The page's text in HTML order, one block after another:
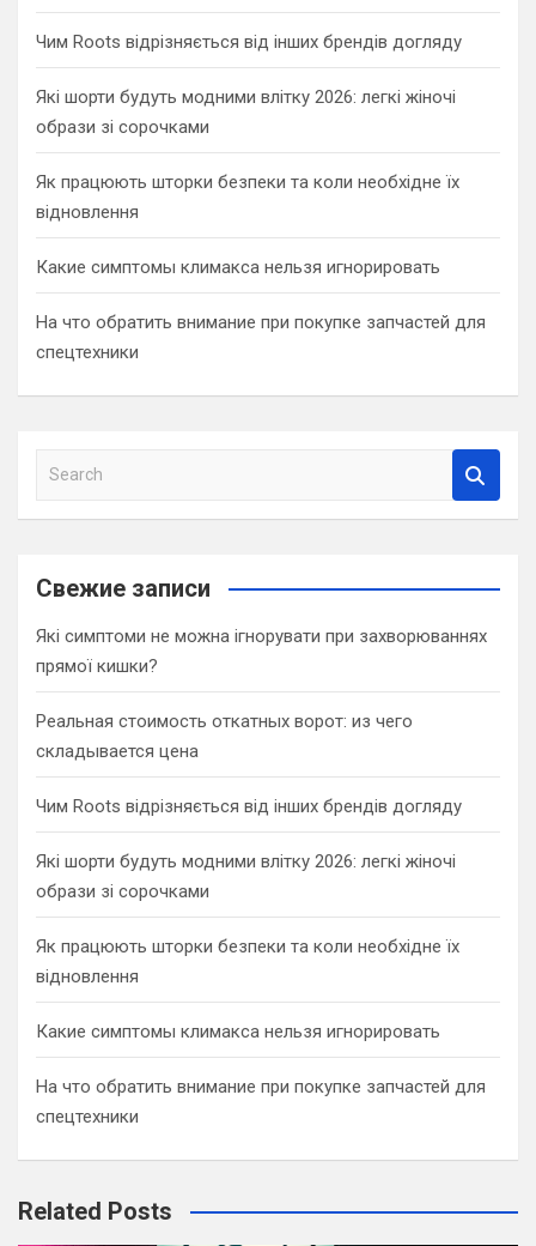
Чим Roots відрізняється від інших брендів догляду
Які шорти будуть модними влітку 2026: легкі жіночі
образи зі сорочками
Як працюють шторки безпеки та коли необхідне їх
відновлення
Какие симптомы климакса нельзя игнорировать
На что обратить внимание при покупке запчастей для
спецтехники
a
c
Свежие записи
Які симптоми не можна ігнорувати при захворюваннях
прямої кишки?
Реальная стоимость откатных ворот: из чего
складывается цена
Чим Roots відрізняється від інших брендів догляду
Які шорти будуть модними влітку 2026: легкі жіночі
образи зі сорочками
Як працюють шторки безпеки та коли необхідне їх
відновлення
Какие симптомы климакса нельзя игнорировать
На что обратить внимание при покупке запчастей для
спецтехники
Related Posts